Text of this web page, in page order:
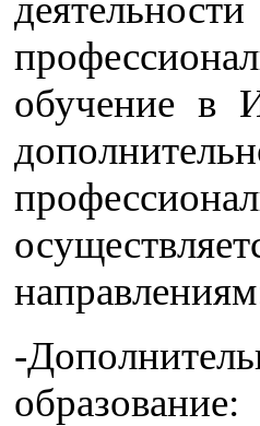
обучение
-
образование: